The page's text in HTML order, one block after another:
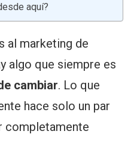
aquí?
al marketing de
algo que siempre es
cambiar. Lo que
hace solo un par
completamente